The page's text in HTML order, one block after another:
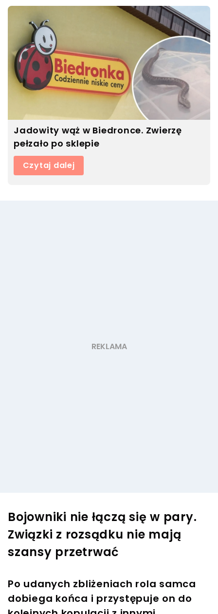
Jadowity wąż w Biedronce. Zwierzę
pełzało po sklepie
Czytaj dalej
Bojowniki nie łączą się w pary.
Związki z rozsądku nie mają
szansy przetrwać
Po udanych zbliżeniach rola samca
dobiega końca i przystępuje on do